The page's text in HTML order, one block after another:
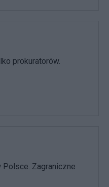
prokuratorów.
Polsce. Zagraniczne